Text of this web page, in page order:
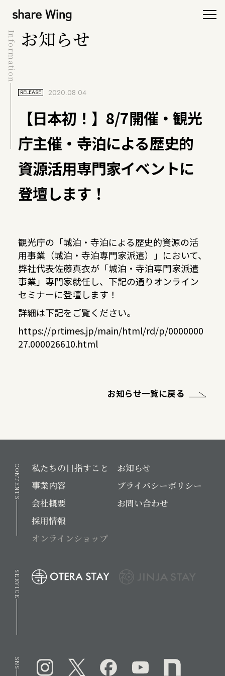
Information お知らせ
RELEASE 2020.08.04
【日本初！】8/7開催・観光
庁主催・寺泊による歴史的
資源活用専門家イベントに
登壇します！
観光庁の「城泊・寺泊による歴史的資源の活
用事業（城泊・寺泊専門家派遣）」において、
弊社代表佐藤真衣が「城泊・寺泊専門家派遣
事業」専門家就任し、下記の通りオンライン
セミナーに登壇します！
詳細は下記をご覧ください。
https://prtimes.jp/main/html/rd/p/0000000
27.000026610.html
お知らせ一覧に戻る
CONTENTS
私たちの目指すこと
事業内容
会社概要
採用情報
オンラインショップ
お知らせ
プライバシーポリシー
お問い合わせ
SERVICE
SNS